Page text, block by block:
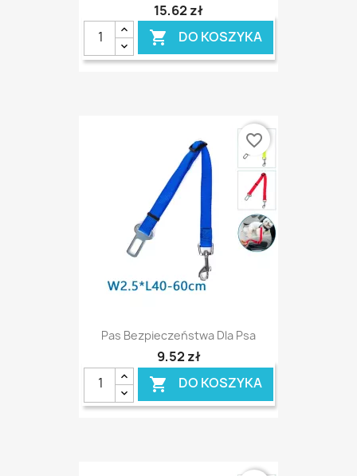
15,62 zł
 DO KOSZYKA
Pas Bezpieczeństwa Dla Psa
9,52 zł
 DO KOSZYKA
favorite_border